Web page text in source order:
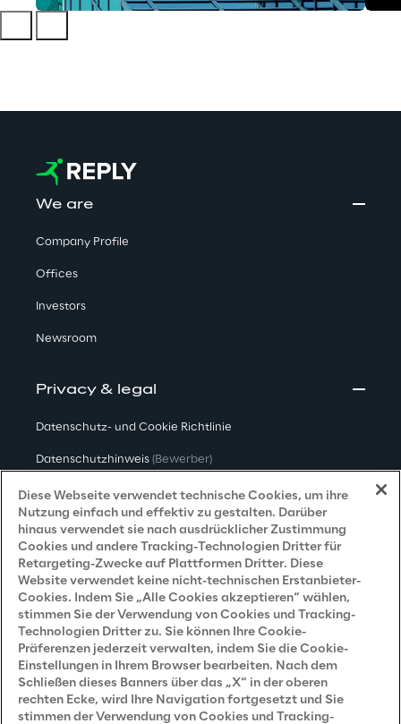
We are
Company Profile
Offices
Investors
Newsroom
Privacy & legal
Datenschutz- und Cookie Richtlinie
Datenschutzhinweis (Bewerber)
Datenschutzhinweis(Kunden)
Datenschutzhinweis (Dienstleister)
Datenschutzhinweis (Marketing)
Accessibility Statement
Careers
Diese Webseite verwendet technische Cookies, um ihre
Nutzung einfach und effektiv zu gestalten. Darüber
hinaus verwendet sie nach ausdrücklicher Zustimmung
Cookies und andere Tracking-Technologien Dritter für
Retargeting-Zwecke auf Plattformen Dritter. Diese
Website verwendet keine nicht-technischen Erstanbieter-
Cookies. Indem Sie „Alle Cookies akzeptieren“ wählen,
stimmen Sie der Verwendung von Cookies und Tracking-
Technologien Dritter zu. Sie können Ihre Cookie-
Präferenzen jederzeit verwalten, indem Sie die Cookie-
Einstellungen in Ihrem Browser bearbeiten. Nach dem
Schließen dieses Banners über das „X“ in der oberen
rechten Ecke, wird Ihre Navigation fortgesetzt und Sie
stimmen der Verwendung von Cookies und Tracking-